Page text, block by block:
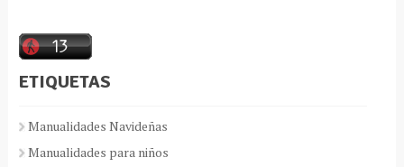
ETIQUETAS
Manualidades Navideñas
Manualidades para niños